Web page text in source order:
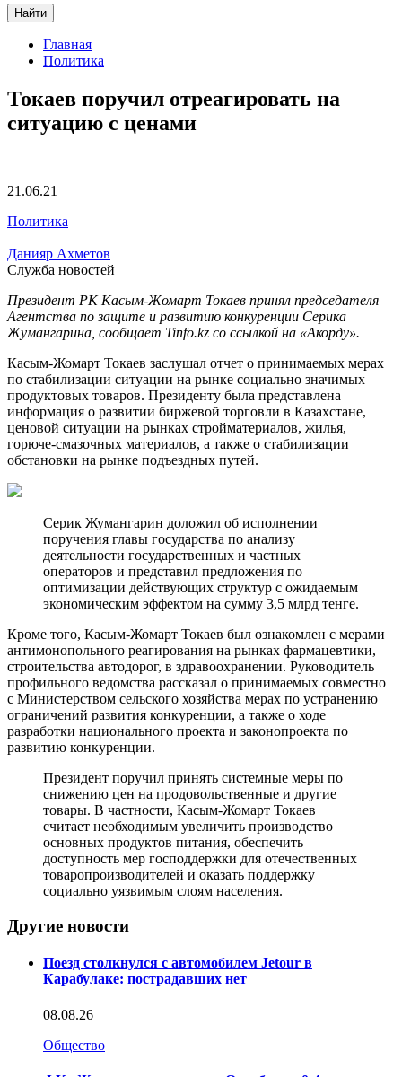
Найти
Главная
Политика
Токаев поручил отреагировать на
ситуацию с ценами
21.06.21
Политика
Данияр Ахметов
Служба новостей
Президент РК Касым-Жомарт Токаев принял председателя
Агентства по защите и развитию конкуренции Серика
Жумангарина, сообщает Tinfo.kz со ссылкой на «Акорду».
Касым-Жомарт Токаев заслушал отчет о принимаемых мерах
по стабилизации ситуации на рынке социально значимых
продуктовых товаров. Президенту была представлена
информация о развитии биржевой торговли в Казахстане,
ценовой ситуации на рынках стройматериалов, жилья,
горюче-смазочных материалов, а также о стабилизации
обстановки на рынке подъездных путей.
Серик Жумангарин доложил об исполнении
поручения главы государства по анализу
деятельности государственных и частных
операторов и представил предложения по
оптимизации действующих структур с ожидаемым
экономическим эффектом на сумму 3,5 млрд тенге.
Кроме того, Касым-Жомарт Токаев был ознакомлен с мерами
антимонопольного реагирования на рынках фармацевтики,
строительства автодорог, в здравоохранении. Руководитель
профильного ведомства рассказал о принимаемых совместно
с Министерством сельского хозяйства мерах по устранению
ограничений развития конкуренции, а также о ходе
разработки национального проекта и законопроекта по
развитию конкуренции.
Президент поручил принять системные меры по
снижению цен на продовольственные и другие
товары. В частности, Касым-Жомарт Токаев
считает необходимым увеличить производство
основных продуктов питания, обеспечить
доступность мер господдержки для отечественных
товаропроизводителей и оказать поддержку
социально уязвимым слоям населения.
Другие новости
Поезд столкнулся с автомобилем Jetour в
Карабулаке: пострадавших нет
08.08.26
Общество